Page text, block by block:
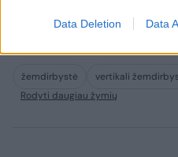
Data Deletion Data
Parengta pagal „New
žemdirbystė vertikali
Rodyti daugiau žymių